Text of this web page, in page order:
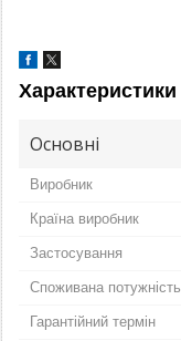
Характеристики
Основні
Виробник
Країна виробник
Застосування
Споживана потужність
Гарантійний термін